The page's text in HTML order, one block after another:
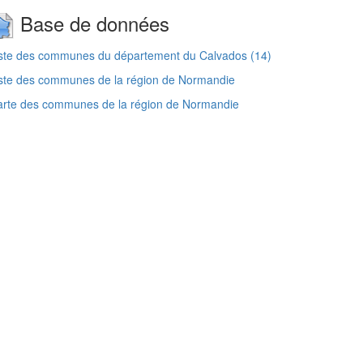
Base de données
des communes du département du Calvados (14)
des communes de la région de Normandie
des communes de la région de Normandie